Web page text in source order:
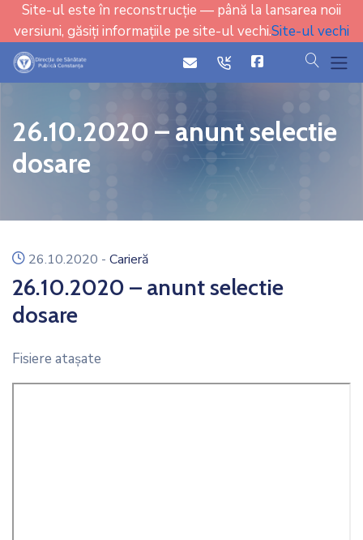
Site-ul este în reconstrucție — până la lansarea noii
versiuni, găsiți informațiile pe site-ul vechi.Site-ul vechi
iconicon cauta
26.10.2020 – anunt selectie
dosare
icon
26.10.2020 - Carieră
26.10.2020 – anunt selectie
dosare
Fisiere ataşate